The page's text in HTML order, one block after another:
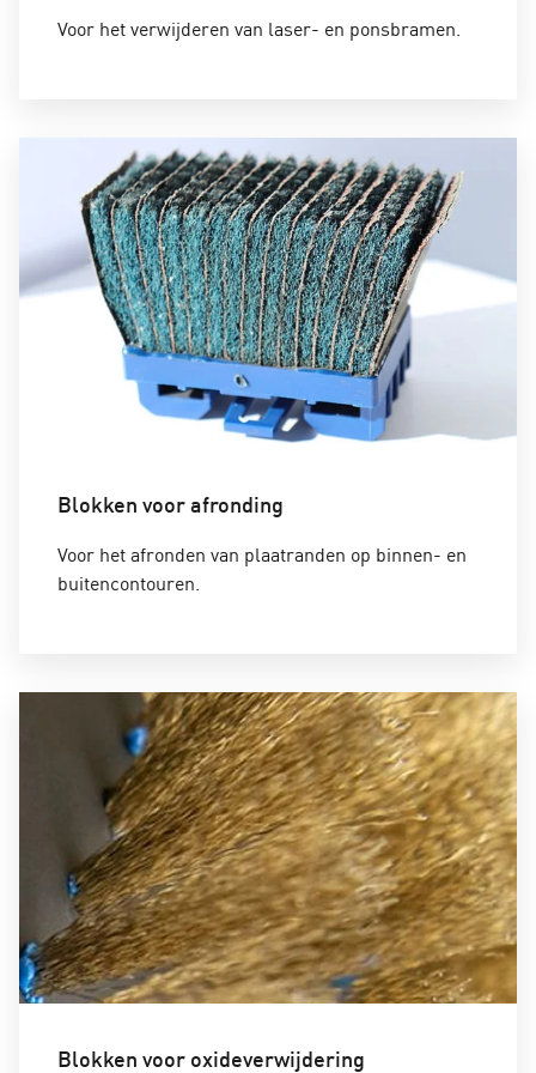
Voor het verwijderen van laser- en ponsbramen
Blokken voor afronding
Voor het afronden van plaatranden op binnen- en
buitencontouren.
Blokken voor oxideverwijdering